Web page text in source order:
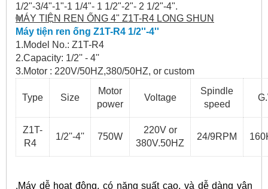
1/2"-3/4"-1"-1 1/4"- 1 1/2"-2"- 2 1/2"-4".
MÁY TIỆN REN ỐNG 4" Z1T-R4 LONG SHUN
Máy tiện ren ống Z1T-R4 1/2''-4''
1.Model No.: Z1T-R4
2.Capacity: 1/2'' - 4''
3.Motor : 220V/50HZ,380/50HZ, or custom
Type Size
Motor
power
Voltage
Spindle
speed
Z1T-
R4
1/2''-4'' 750W
220V or
380V.50HZ
24/9RPM
.Máy dễ hoạt động, có năng suất cao, và dễ dàng vận